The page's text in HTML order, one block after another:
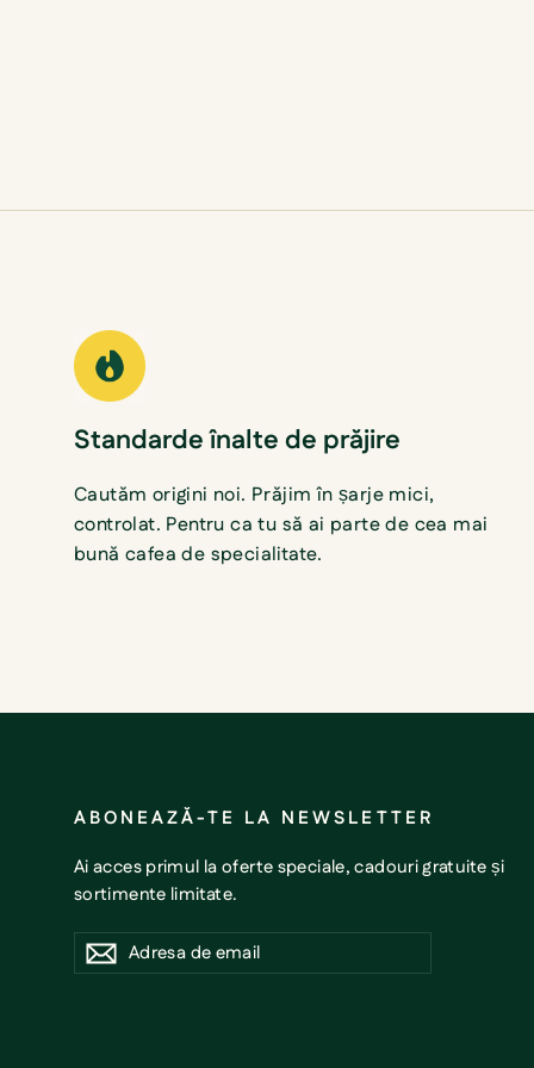
Standarde înalte de prăjire
Cautăm origini noi. Prăjim în șarje mici,
controlat. Pentru ca tu să ai parte de cea mai
bună cafea de specialitate.
ABONEAZĂ-TE LA NEWSLETTER
Ai acces primul la oferte speciale, cadouri gratuite și
sortimente limitate.
Adresa
de
AbonareAbonare